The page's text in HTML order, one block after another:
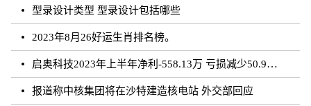
型录设计类型 型录设计包括哪些
2023年8月26好运生肖排名榜。
启奥科技2023年上半年净利-558.13万 亏损减少50.91%
报道称中核集团将在沙特建造核电站 外交部回应